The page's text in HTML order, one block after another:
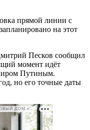
прямой линии с
на этот
Песков сообщил
момент идёт
Путиным.
но его точные даты
РЕКЛАМА • ООО СТРОИТЕЛЬНЫЙ ТОРГОВЫЙ ДОМ «ПЕТРОВИЧ». ИНН: 7802348846